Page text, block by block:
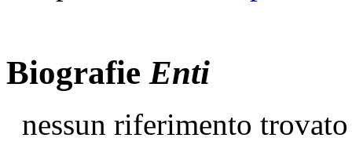
Biografie Enti
nessun riferimento trovato